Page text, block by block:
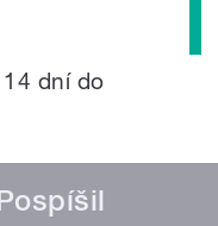
14 dní do